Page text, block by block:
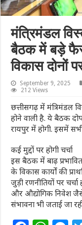
मंत्रिमंडल
बैठक में बड़े
विकास दोनों
September 9, 2025
212 Views
छत्तीसगढ़ में मंत्रिमंडल
होने वाली है. ये बैठक
रायपुर में होगी. इसमें
कई मुद्दों पर होगी चर्चा
इस बैठक में बाढ़
के विकास कार्यों की
जुड़ी रणनीतियों पर
और औद्योगिक निवेश
संभावना भी जताई जा